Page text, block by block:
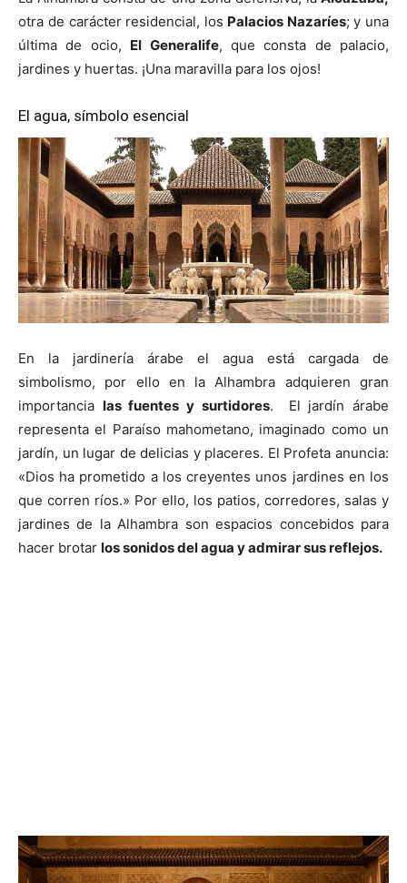
otra de carácter residencial, los Palacios Nazaríes; y una
última de ocio, El Generalife, que consta de palacio,
jardines y huertas. ¡Una maravilla para los ojos!
El agua, símbolo esencial
En la jardinería árabe el agua está cargada de
simbolismo, por ello en la Alhambra adquieren gran
importancia las fuentes y surtidores. El jardín árabe
representa el Paraíso mahometano, imaginado como un
jardín, un lugar de delicias y placeres. El Profeta anuncia:
«Dios ha prometido a los creyentes unos jardines en los
que corren ríos.» Por ello, los patios, corredores, salas y
jardines de la Alhambra son espacios concebidos para
hacer brotar los sonidos del agua y admirar sus reflejos.